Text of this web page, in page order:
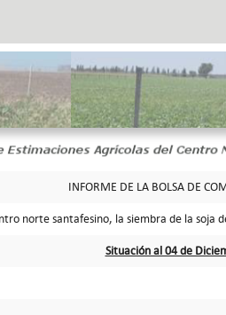
INFORME DE LA BOLSA DE
norte santafesino, la siembra de la soja
Situación al 04 de